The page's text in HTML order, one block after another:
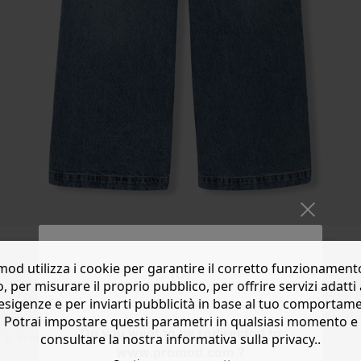
Do you want to be redirected to
look street trendy. Indossali con i tacchi, rendili più femminili
lunga, passanti per la cintura, vita con elastico sul retro per
in metallo. 5 tasche. Realizzati in cotone riciclato.
utilizza i cookie per garantire il corretto
per misurare il proprio pubblico, per offrire servizi adatti
e per inviarti pubblicità in base al tuo
Potrai impostare questi parametri in qualsiasi momento e
consultare la nostra informativa sulla privacy..